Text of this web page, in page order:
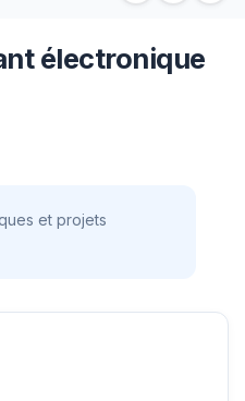
électronique
et projets